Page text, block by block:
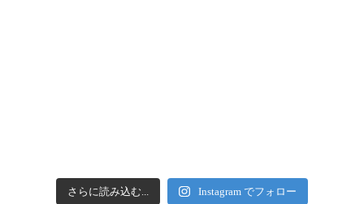
さらに読み込む... Instagram でフォロー